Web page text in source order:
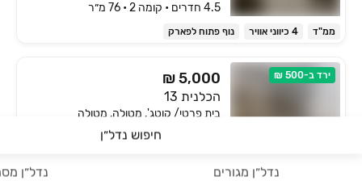
חיפוש נדל״ן
נדל״ן מגורים נדל״ן
4.5 חדרים • קומה ‎2‏ • 76 מ״ר
ממ"ד 4 כיווני אוויר נוף פתוח לפארק
ירד ב-500 ₪ ₪ 5,000
הכלנית 13
בית פרטי/ קוטג', מטולה, מטולה